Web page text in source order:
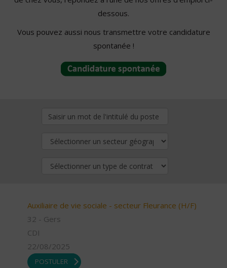
dessous.
Vous pouvez aussi nous transmettre votre candidature
spontanée !
Auxiliaire de vie sociale - secteur Fleurance (H/F)
32 - Gers
CDI
22/08/2025
POSTULER